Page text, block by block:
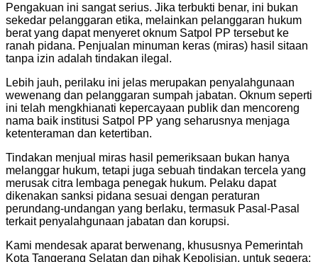
​Pengakuan ini sangat serius. Jika terbukti benar, ini bukan
sekedar pelanggaran etika, melainkan pelanggaran hukum
berat yang dapat menyeret oknum Satpol PP tersebut ke
ranah pidana. Penjualan minuman keras (miras) hasil sitaan
tanpa izin adalah tindakan ilegal.
Lebih jauh, perilaku ini jelas merupakan penyalahgunaan
wewenang dan pelanggaran sumpah jabatan. Oknum seperti
ini telah mengkhianati kepercayaan publik dan mencoreng
nama baik institusi Satpol PP yang seharusnya menjaga
ketenteraman dan ketertiban.
​Tindakan menjual miras hasil pemeriksaan bukan hanya
melanggar hukum, tetapi juga sebuah tindakan tercela yang
merusak citra lembaga penegak hukum. Pelaku dapat
dikenakan sanksi pidana sesuai dengan peraturan
perundang-undangan yang berlaku, termasuk Pasal-Pasal
terkait penyalahgunaan jabatan dan korupsi.
​Kami mendesak aparat berwenang, khususnya Pemerintah
Kota Tangerang Selatan dan pihak Kepolisian, untuk segera: